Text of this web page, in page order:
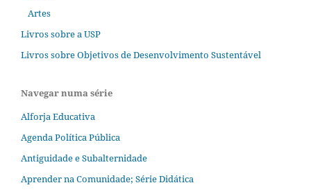
Artes
Livros sobre a USP
Livros sobre Objetivos de Desenvolvimento Sustentável
Navegar numa série
Alforja Educativa
Agenda Política Pública
Antiguidade e Subalternidade
Aprender na Comunidade; Série Didática